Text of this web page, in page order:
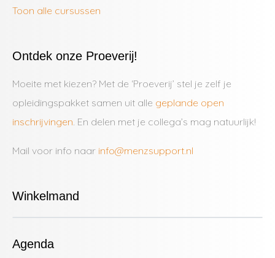
Toon alle cursussen
Ontdek onze Proeverij!
Moeite met kiezen? Met de ‘Proeverij’ stel je zelf je
opleidingspakket samen uit alle geplande open
inschrijvingen . En delen met je collega’s mag natuurlijk!
Mail voor info naar info@menzsupport.nl
Winkelmand
Agenda